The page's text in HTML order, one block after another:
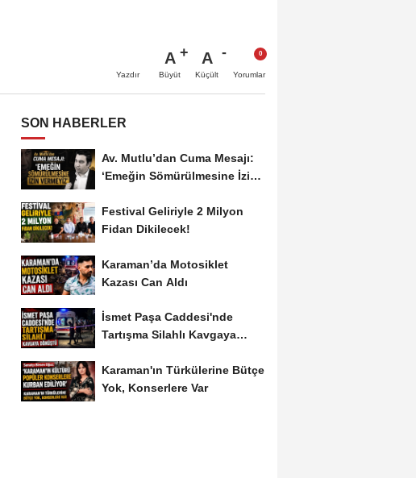
Yazdır
A
Büyüt
A
Küçült Yorumlar
SON HABERLER
Av. Mutlu’dan Cuma Mesajı:
‘Emeğin Sömürülmesine İzin
Festival Geliriyle 2 Milyon
Fidan Dikilecek!
Karaman’da Motosiklet
Kazası Can Aldı
İsmet Paşa Caddesi'nde
Tartışma Silahlı Kavgaya
Karaman'ın Türkülerine Bütçe
Yok, Konserlere Var